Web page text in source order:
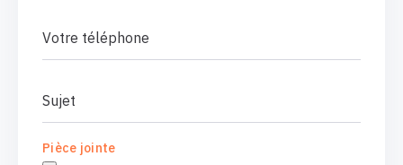
Pièce jointe